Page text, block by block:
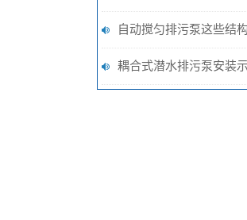
这啦
自动搅匀排污泵这些结
说明，你都知道吗？
耦合式潜水排污泵安装